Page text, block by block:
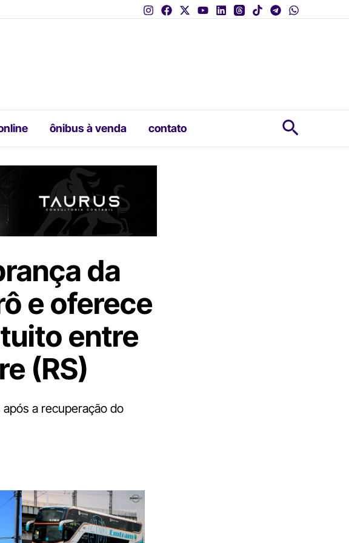
ônibus à venda contato
da
e oferece
entre
(RS)
a recuperação do
Digite
aqui
o
seu